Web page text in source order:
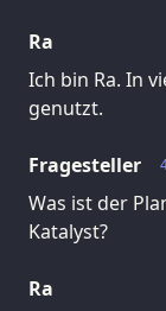
Ra
Ich bin Ra. In
genutzt.
Fragesteller
Was ist der
Katalyst?
Ra